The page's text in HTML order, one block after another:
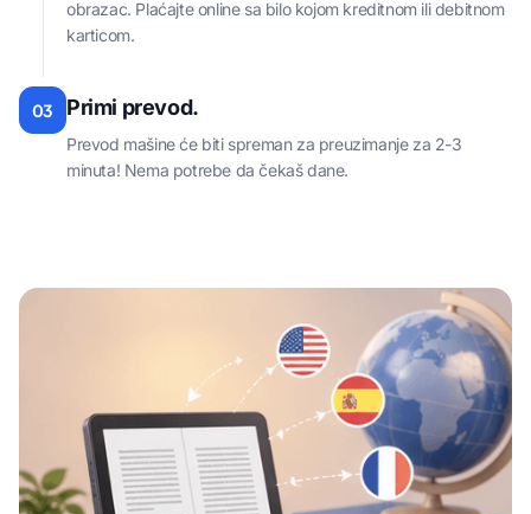
obrazac. Plaćajte online sa bilo kojom kreditnom ili debitnom
karticom.
03 Primi prevod.
Prevod mašine će biti spreman za preuzimanje za 2-3
minuta! Nema potrebe da čekaš dane.